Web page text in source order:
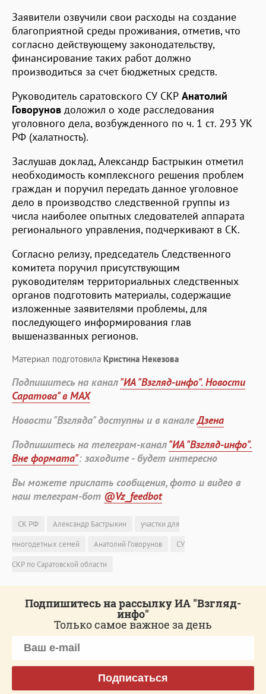
Заявители озвучили свои расходы на создание
благоприятной среды проживания, отметив, что
согласно действующему законодательству,
финансирование таких работ должно
производиться за счет бюджетных средств.
Руководитель саратовского СУ СКР Анатолий
Говорунов доложил о ходе расследования
уголовного дела, возбужденного по ч. 1 ст. 293 УК
РФ (халатность).
Заслушав доклад, Александр Бастрыкин отметил
необходимость комплексного решения проблем
граждан и поручил передать данное уголовное
дело в производство следственной группы из
числа наиболее опытных следователей аппарата
регионального управления, подчеркивают в СК.
Согласно релизу, председатель Следственного
комитета поручил присутствующим
руководителям территориальных следственных
органов подготовить материалы, содержащие
изложенные заявителями проблемы, для
последующего информирования глав
вышеназванных регионов.
Материал подготовила Кристина Некезова
Подпишитесь на канал"ИА "Взгляд-инфо". Новости
Саратова" в MAX
Новости "Взгляда" доступны и в каналеДзена
Подпишитесь на телеграм-канал"ИА "Взгляд-инфо".
Вне формата": заходите - будет интересно
Вы можете прислать сообщения, фото и видео в
наш телеграм-бот @Vz_feedbot
СК РФ Александр Бастрыкин
участки для
многодетных семей
Анатолий Говорунов
СУ
СКР по Саратовской области
Подпишитесь на рассылку ИА "Взгляд-
инфо"
Только самое важное за день
Подписаться